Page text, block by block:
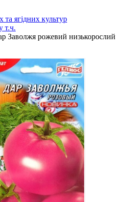
та ягідних культур
т.ч.
Заволжя рожевий низькорослий